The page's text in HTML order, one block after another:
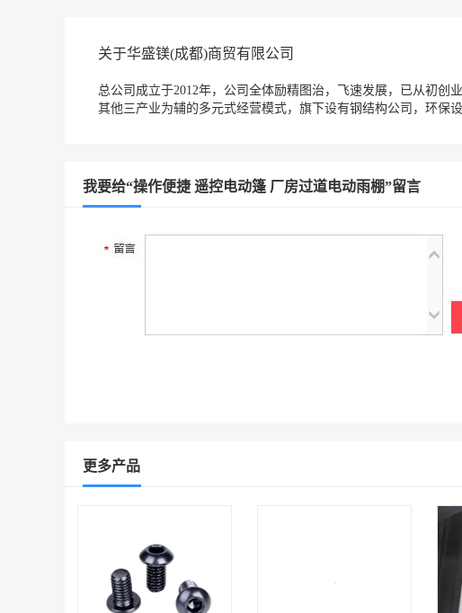
关于华盛镁(成都)商贸有限公司
总公司成立于2012年，公司全体励精图治，飞速发展，已从初创
其他三产业为辅的多元式经营模式，旗下设有钢结构公司，环保
我要给“操作便捷 遥控电动篷 厂房过道电动雨棚”留言
更多产品